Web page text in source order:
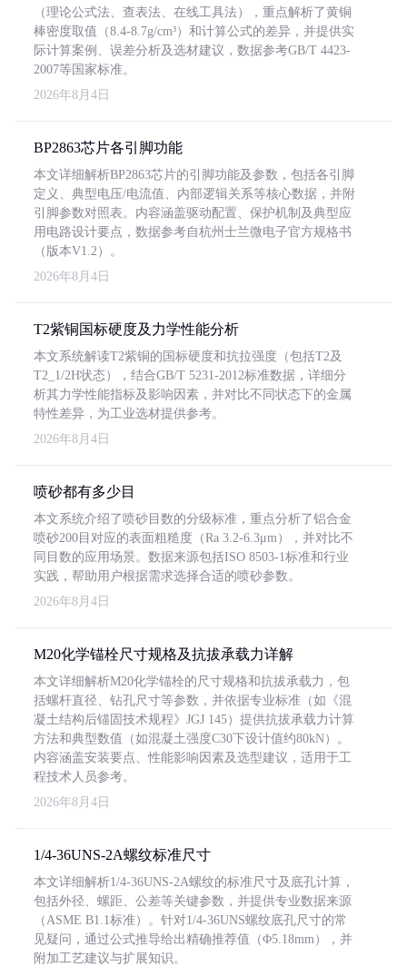
（理论公式法、查表法、在线工具法），重点解析了黄铜
棒密度取值（8.4-8.7g/cm³）和计算公式的差异，并提供实
际计算案例、误差分析及选材建议，数据参考GB/T 4423-
2007等国家标准。
2026年8月4日
BP2863芯片各引脚功能
本文详细解析BP2863芯片的引脚功能及参数，包括各引脚
定义、典型电压/电流值、内部逻辑关系等核心数据，并附
引脚参数对照表。内容涵盖驱动配置、保护机制及典型应
用电路设计要点，数据参考自杭州士兰微电子官方规格书
（版本V1.2）。
2026年8月4日
T2紫铜国标硬度及力学性能分析
本文系统解读T2紫铜的国标硬度和抗拉强度（包括T2及
T2_1/2H状态），结合GB/T 5231-2012标准数据，详细分
析其力学性能指标及影响因素，并对比不同状态下的金属
特性差异，为工业选材提供参考。
2026年8月4日
喷砂都有多少目
本文系统介绍了喷砂目数的分级标准，重点分析了铝合金
喷砂200目对应的表面粗糙度（Ra 3.2-6.3μm），并对比不
同目数的应用场景。数据来源包括ISO 8503-1标准和行业
实践，帮助用户根据需求选择合适的喷砂参数。
2026年8月4日
M20化学锚栓尺寸规格及抗拔承载力详解
本文详细解析M20化学锚栓的尺寸规格和抗拔承载力，包
括螺杆直径、钻孔尺寸等参数，并依据专业标准（如《混
凝土结构后锚固技术规程》JGJ 145）提供抗拔承载力计算
方法和典型数值（如混凝土强度C30下设计值约80kN）。
内容涵盖安装要点、性能影响因素及选型建议，适用于工
程技术人员参考。
2026年8月4日
1/4-36UNS-2A螺纹标准尺寸
本文详细解析1/4-36UNS-2A螺纹的标准尺寸及底孔计算，
包括外径、螺距、公差等关键参数，并提供专业数据来源
（ASME B1.1标准）。针对1/4-36UNS螺纹底孔尺寸的常
见疑问，通过公式推导给出精确推荐值（Φ5.18mm），并
附加工艺建议与扩展知识。